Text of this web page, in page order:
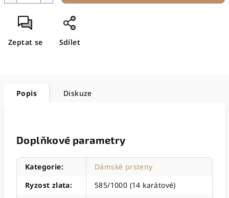
Zeptat se Sdílet
Popis Diskuze
Doplňkové parametry
Kategorie:
Dámské prsteny
Ryzost zlata:
585/1000 (14 karátové)